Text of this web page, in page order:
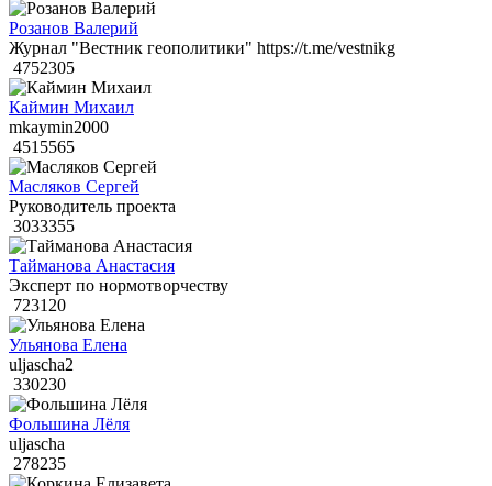
Розанов Валерий
Журнал "Вестник геополитики" https://t.me/vestnikg
4752305
Каймин Михаил
mkaymin2000
4515565
Масляков Сергей
Руководитель проекта
3033355
Тайманова Анастасия
Эксперт по нормотворчеству
723120
Ульянова Елена
uljascha2
330230
Фольшина Лёля
uljascha
278235